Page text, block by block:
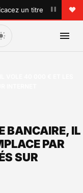
un titre à vos
BANCAIRE, IL
PAR
SUR